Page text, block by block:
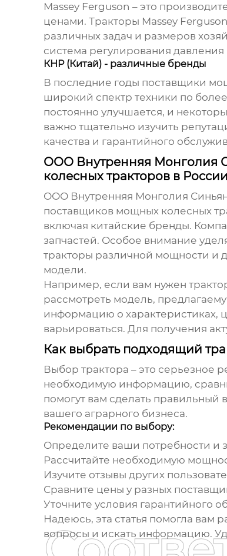
Massey Ferguson – это
ценами. Тракторы Massey
различных задач и размеров
система регулирования давления
КНР (Китай) - различные бренды
В последние годы поставщики
широкий спектр техники по
постоянно улучшается, и
важно тщательно изучить
качества и гарантийного
ООО Внутренняя Монголия
колесных тракторов в России
ООО Внутренняя Монголия
поставщиков мощных колесных
включая китайские бренды.
запчастей. Особое внимание
тракторы различной мощности и
модели.
Например, если вам нужен
рассмотреть модель,
информацию о характеристиках,
варьироваться. Для получения
Как выбрать подходящий
Выбор трактора – это серьезное
необходимую информацию,
помогут вам сделать правильный
вашего аграрного бизнеса.
Рекомендации по выбору:
Определите ваши потребности и
Рассчитайте необходимую
Изучите отзывы других
Сравните цены у разных
Уточните условия гарантийного
Надеюсь, эта статья помогла вам
вопросы и искать информацию.